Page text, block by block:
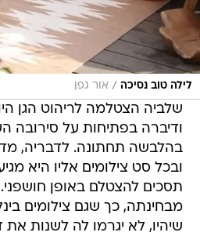
לילה טוב נסיכה / אור גפן
שלביה הצטלמה לריהוט הגן
ודיברה בפתיחות על סירובה
בהלבשה תחתונה. לדבריה,
ובכל סט צילומים אליו היא
תסכים להצטלם באופן חושפני.
מבחינתה, כך שגם צילומים
שיהיו, לא יגרמו לה לשנות